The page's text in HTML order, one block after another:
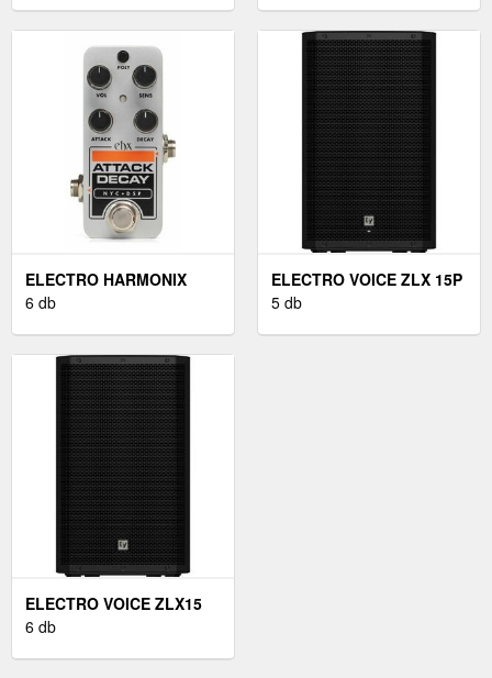
ELECTRO HARMONIX
ATTACK DECAY
6 db
ELECTRO VOICE ZLX 15P
5 db
ELECTRO VOICE ZLX15
6 db